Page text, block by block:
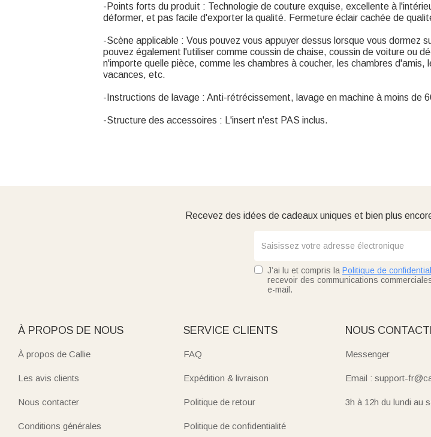
-Points forts du produit : Technologie de couture exquise, excellente à
déformer, et pas facile d'exporter la qualité. Fermeture éclair cachée de
-Scène applicable : Vous pouvez vous appuyer dessus lorsque vous dormez
pouvez également l'utiliser comme coussin de chaise, coussin de voiture ou
n'importe quelle pièce, comme les chambres à coucher, les chambres
vacances, etc.
-Instructions de lavage : Anti-rétrécissement, lavage en machine à moins de
-Structure des accessoires : L'insert n'est PAS inclus.
Recevez des idées de cadeaux uniques et bien plus
J’ai lu et compris la Politique de
recevoir des communications
e-mail.
À PROPOS DE NOUS
À propos de Callie
Les avis clients
Nous contacter
Conditions générales
SERVICE CLIENTS
FAQ
Expédition & livraison
Politique de retour
Politique de confidentialité
NOUS
Messenger
Email : support-
3h à 12h du lundi au